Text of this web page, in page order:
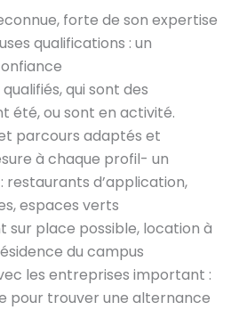
forte de son expertise
qualifications : un
qui sont des
été, ou sont en activité.
parcours adaptés et
à chaque profil- un
restaurants d’application,
espaces verts
sur place possible, location à
du campus
les entreprises important :
pour trouver une alternance